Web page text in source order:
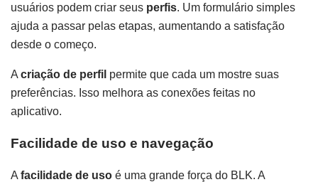
usuários podem criar seus perfis. Um formulário simples
ajuda a passar pelas etapas, aumentando a satisfação
desde o começo.
Acriação de perfil permite que cada um mostre suas
preferências. Isso melhora as conexões feitas no
aplicativo.
Facilidade de uso e navegação
A facilidade de uso é uma grande força do BLK. A